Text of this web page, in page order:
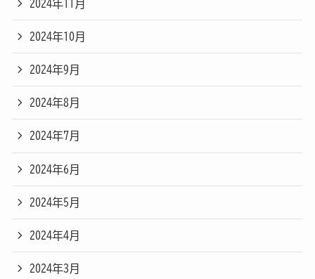
2024年11月
2024年10月
2024年9月
2024年8月
2024年7月
2024年6月
2024年5月
2024年4月
2024年3月